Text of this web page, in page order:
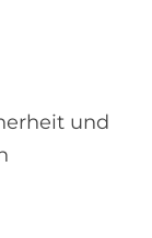
und